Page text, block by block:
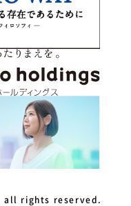
all rights reserved.